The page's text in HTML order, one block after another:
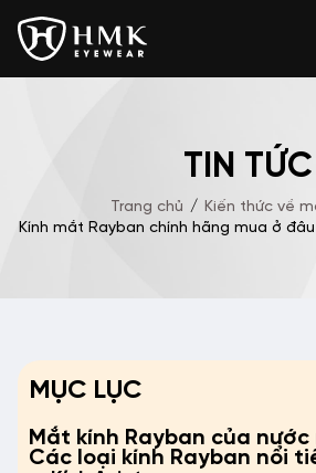
TIN TỨC
Trang chủ / Kiến thức về
Kính mắt Rayban chính hãng mua ở
MỤC LỤC
Mắt kính Rayban của nước
Các loại kính Rayban nổi